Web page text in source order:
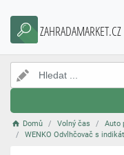
ZAHRADAMARKET.CZ
Domů Volný čas Auto
WENKO Odvlhčovač s